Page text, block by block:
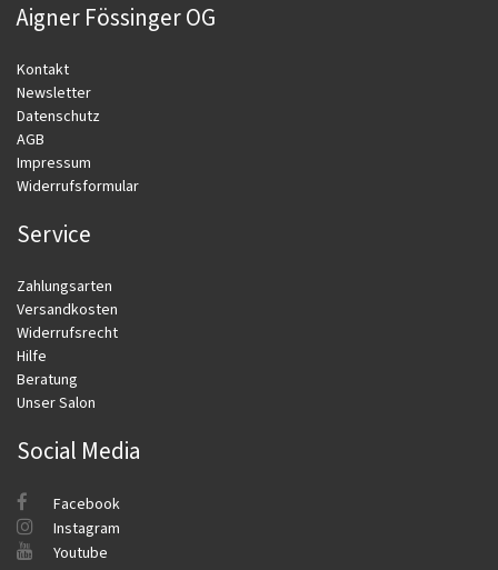
Aigner Fössinger OG
Kontakt
Newsletter
Datenschutz
AGB
Impressum
Widerrufsformular
Service
Zahlungsarten
Versandkosten
Widerrufsrecht
Hilfe
Beratung
Unser Salon
Social Media
Facebook
Instagram
Youtube